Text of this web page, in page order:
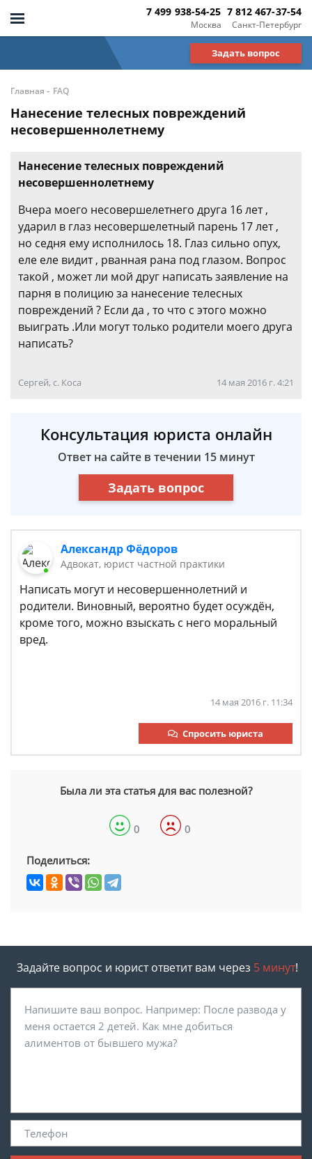
Москва
7 499 938-54-25
Санкт-Петербург
7 812 467-37-54
Задать вопрос
Главная - FAQ
Нанесение телесных повреждений
несовершеннолетнему
Нанесение телесных повреждений
несовершеннолетнему
Вчера моего несовершелетнего друга 16 лет ,
ударил в глаз несовершелетный парень 17 лет ,
но седня ему исполнилось 18. Глаз сильно опух,
еле еле видит , рванная рана под глазом. Вопрос
такой , может ли мой друг написать заявление на
парня в полицию за нанесение телесных
повреждений ? Если да , то что с этого можно
выиграть .Или могут только родители моего друга
написать?
Сергей, с. Коса 14 мая 2016 г. 4:21
Консультация юриста онлайн
Ответ на сайте в течении 15 минут
Задать вопрос
Александр Фёдоров
Адвокат, юрист частной практики
Написать могут и несовершеннолетний и
родители. Виновный, вероятно будет осуждён,
кроме того, можно взыскать с него моральный
вред.
14 мая 2016 г. 11:34
Спросить юриста
Была ли эта статья для вас полезной?
0 0
Поделиться:
Задайте вопрос и юрист ответит вам через 5 минут!